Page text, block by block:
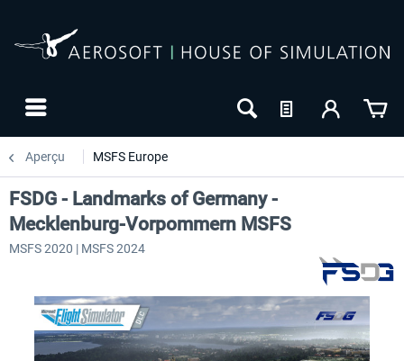
Aperçu MSFS Europe
FSDG - Landmarks of Germany -
Mecklenburg-Vorpommern MSFS
MSFS 2020 | MSFS 2024